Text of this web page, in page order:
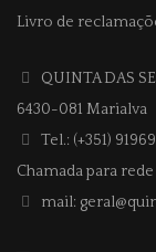
Livro de
QUINTA DAS
6430-081 Marialva
Tel.: (+351)
Chamada para
mail: